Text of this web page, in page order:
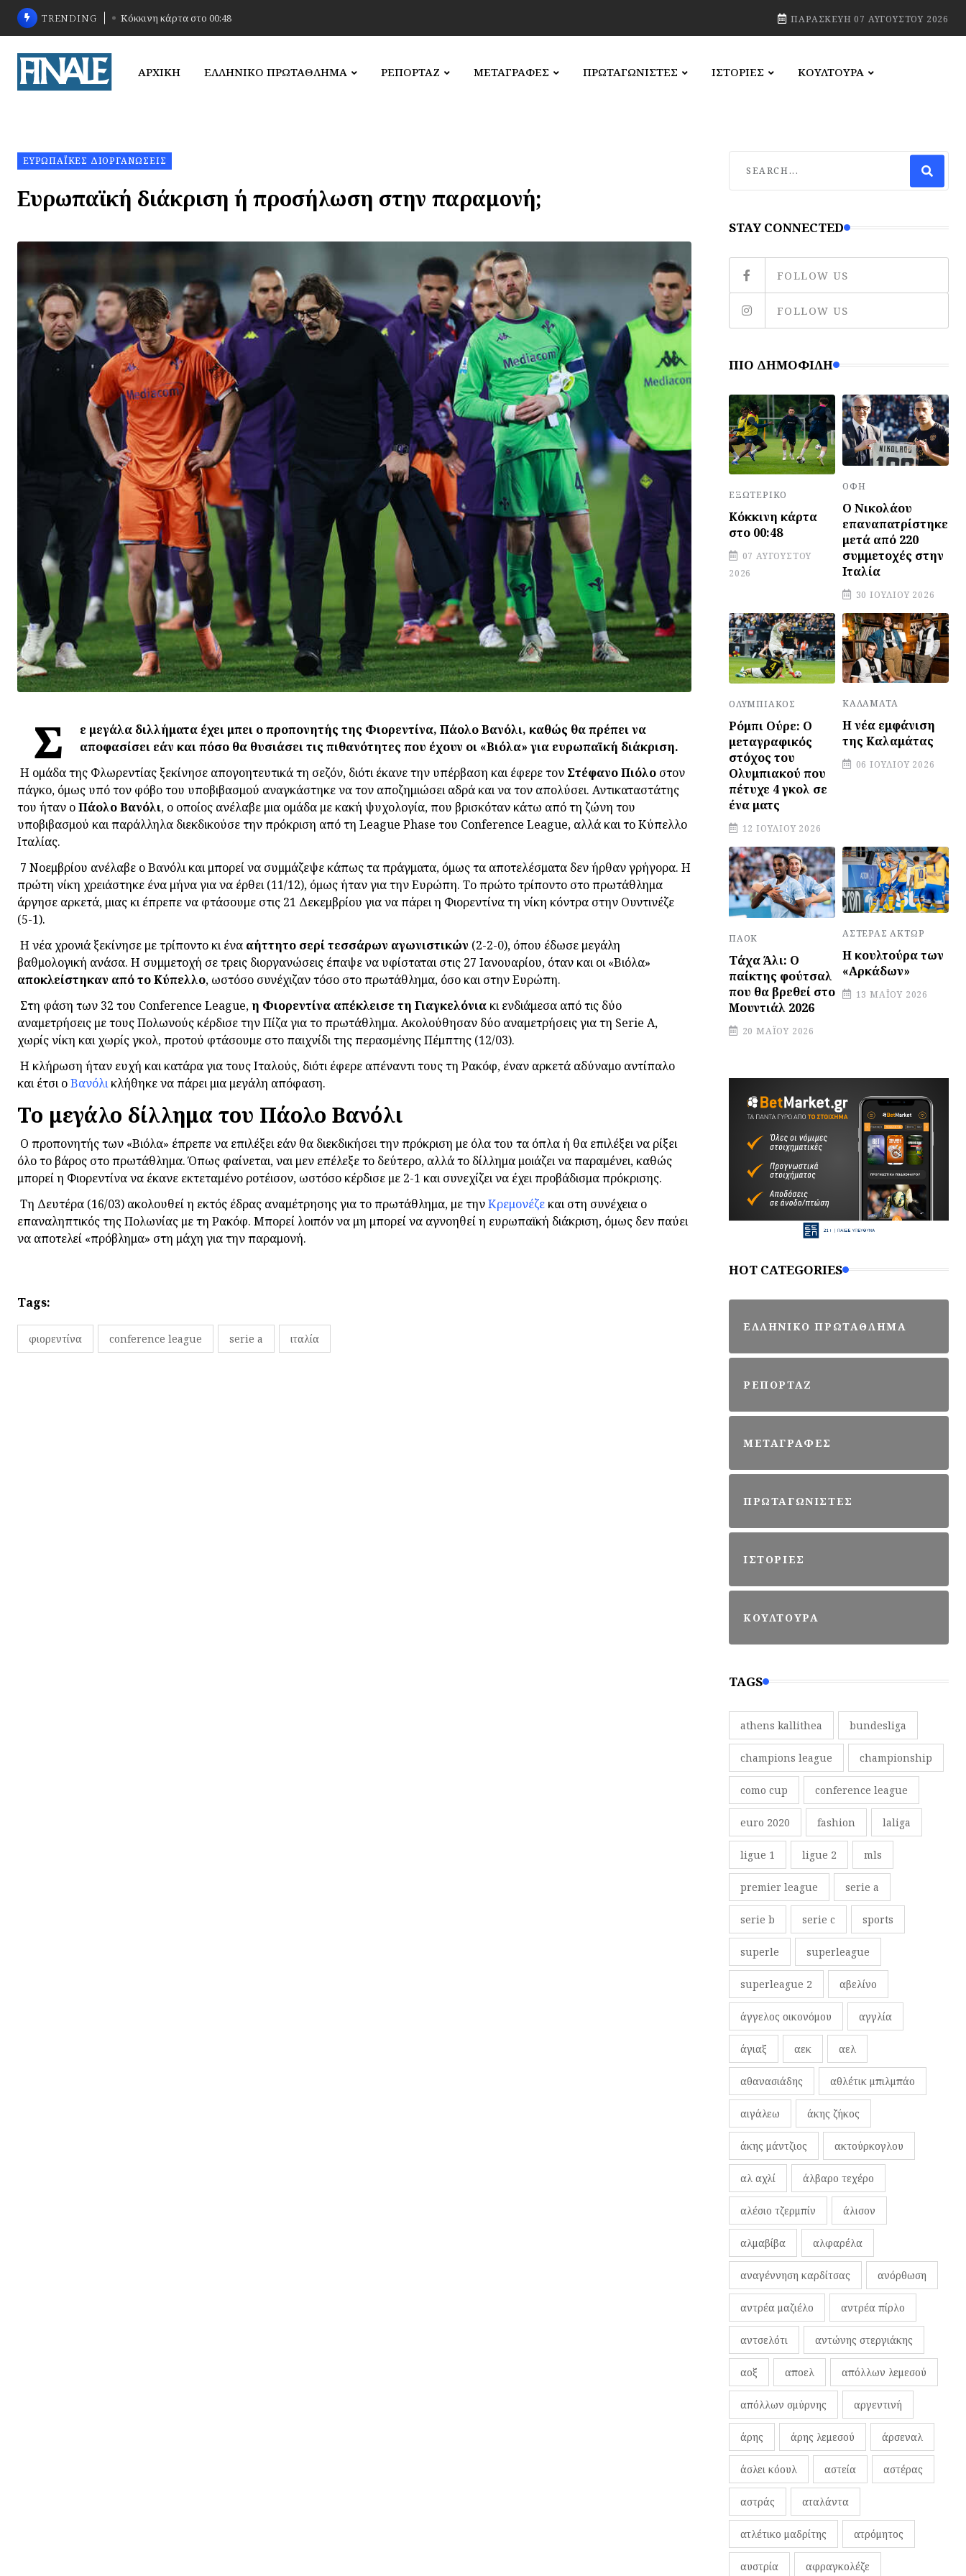
TRENDING Κόκκινη κάρτα στο 00:48 ΠΑΡΑΣΚΕΥΉ 07 ΑΥΓΟΎΣΤΟΥ 2026
ΑΡΧΙΚΗ ΕΛΛΗΝΙΚΟ ΠΡΩΤΑΘΛΗΜΑ ΡΕΠΟΡΤΑΖ ΜΕΤΑΓΡΑΦΕΣ ΠΡΩΤΑΓΩΝΙΣΤΕΣ ΙΣΤΟΡΙΕΣ ΚΟΥΛΤΟΥΡΑ
ΕΥΡΩΠΑΪΚΈΣ ΔΙΟΡΓΑΝΏΣΕΙΣ
Ευρωπαϊκή διάκριση ή προσήλωση στην παραμονή;
Σ
ε μεγάλα διλλήματα έχει μπει ο προπονητής της Φιορεντίνα, Πάολο Βανόλι, καθώς θα πρέπει να
αποφασίσει εάν και πόσο θα θυσιάσει τις πιθανότητες που έχουν οι «Βιόλα» για ευρωπαϊκή διάκριση.
Η ομάδα της Φλωρεντίας ξεκίνησε απογοητευτικά τη σεζόν, διότι έκανε την υπέρβαση και έφερε τον ΣτέφανοΠιόλο στον
πάγκο, όμως υπό τον φόβο του υποβιβασμού αναγκάστηκε να τον αποζημιώσει αδρά και να τον απολύσει. Αντικαταστάτης
του ήταν οΠάολοΒανόλι, ο οποίος ανέλαβε μια ομάδα με κακή ψυχολογία, που βρισκόταν κάτω από τη ζώνη του
υποβιβασμού και παράλληλα διεκδικούσε την πρόκριση από τη League Phase του Conference League, αλλά και το Κύπελλο
Ιταλίας.
7 Νοεμβρίου ανέλαβε ο Βανόλι και μπορεί να συμμάζεψε κάπως τα πράγματα, όμως τα αποτελέσματα δεν ήρθαν γρήγορα. Η
πρώτη νίκη χρειάστηκε ένα μήνα για να έρθει (11/12), όμως ήταν για την Ευρώπη. Το πρώτο τρίποντο στο πρωτάθλημα
άργησε αρκετά, μιας κι έπρεπε να φτάσουμε στις 21 Δεκεμβρίου για να πάρει η Φιορεντίνα τη νίκη κόντρα στην Ουντινέζε
(5-1).
Η νέα χρονιά ξεκίνησε με τρίποντο κι ένα αήττητο σερί τεσσάρων αγωνιστικών (2-2-0), όπου έδωσε μεγάλη
βαθμολογική ανάσα. Η συμμετοχή σε τρεις διοργανώσεις έπαψε να υφίσταται στις 27 Ιανουαρίου, όταν και οι «Βιόλα»
αποκλείστηκαν από το Κύπελλο, ωστόσο συνέχιζαν τόσο στο πρωτάθλημα, όσο και στην Ευρώπη.
Στη φάση των 32 του Conference League,η Φιορεντίνα απέκλεισε τη Γιαγκελόνια κι ενδιάμεσα από τις δύο
αναμετρήσεις με τους Πολωνούς κέρδισε την Πίζα για το πρωτάθλημα. Ακολούθησαν δύο αναμετρήσεις για τη Serie A,
χωρίς νίκη και χωρίς γκολ, προτού φτάσουμε στο παιχνίδι της περασμένης Πέμπτης (12/03).
Η κλήρωση ήταν ευχή και κατάρα για τους Ιταλούς, διότι έφερε απέναντι τους τη Ρακόφ, έναν αρκετά αδύναμο αντίπαλο
και έτσι οΒανόλικλήθηκε να πάρει μια μεγάλη απόφαση.
Το μεγάλο δίλλημα του Πάολο Βανόλι
Ο προπονητής των «Βιόλα» έπρεπε να επιλέξει εάν θα διεκδικήσει την πρόκριση με όλα του τα όπλα ή θα επιλέξει να ρίξει
όλο το βάρος στο πρωτάθλημα. Όπως φαίνεται, ναι μεν επέλεξε το δεύτερο, αλλά το δίλλημα μοιάζει να παραμένει, καθώς
μπορεί η Φιορεντίνα να έκανε εκτεταμένο ροτέισον, ωστόσο κέρδισε με 2-1 και συνεχίζει να έχει προβάδισμα πρόκρισης.
Τη Δευτέρα (16/03) ακολουθεί η εκτός έδρας αναμέτρησης για το πρωτάθλημα, με τηνΚρεμονέζε και στη συνέχεια ο
επαναληπτικός της Πολωνίας με τη Ρακόφ. Μπορεί λοιπόν να μη μπορεί να αγνοηθεί η ευρωπαϊκή διάκριση, όμως δεν παύει
να αποτελεί «πρόβλημα» στη μάχη για την παραμονή.
Tags:
φιορεντίνα conference league serie a ιταλία
STAY CONNECTED
FOLLOW US
FOLLOW US
ΠΙΟ ΔΗΜΟΦΙΛΉ
ΕΞΩΤΕΡΙΚΌ
Κόκκινη κάρτα
στο 00:48
07 ΑΥΓΟΎΣΤΟΥ
2026
ΟΦΗ
Ο Νικολάου
επαναπατρίστηκε
μετά από 220
συμμετοχές στην
Ιταλία
30 ΙΟΥΛΊΟΥ 2026
ΟΛΥΜΠΙΑΚΌΣ
Ρόμπι Ούρε: Ο
μεταγραφικός
στόχος του
Ολυμπιακού που
πέτυχε 4 γκολ σε
ένα ματς
12 ΙΟΥΛΊΟΥ 2026
ΚΑΛΑΜΆΤΑ
Η νέα εμφάνιση
της Καλαμάτας
06 ΙΟΥΛΊΟΥ 2026
ΠΑΟΚ
Τάχα Άλι: Ο
παίκτης φούτσαλ
που θα βρεθεί στο
Μουντιάλ 2026
20 ΜΑΪ́ΟΥ 2026
ΑΣΤΈΡΑΣ ΆΚΤΩΡ
Η κουλτούρα των
«Αρκάδων»
13 ΜΑΪ́ΟΥ 2026
HOT CATEGORIES
ΕΛΛΗΝΙΚΟ ΠΡΩΤΑΘΛΗΜΑ
ΡΕΠΟΡΤΑΖ
ΜΕΤΑΓΡΑΦΕΣ
ΠΡΩΤΑΓΩΝΙΣΤΕΣ
ΙΣΤΟΡΙΕΣ
ΚΟΥΛΤΟΥΡΑ
TAGS
athens kallithea bundesliga
champions league championship
como cup conference league
euro 2020 fashion laliga
ligue 1 ligue 2 mls
premier league serie a
serie b serie c sports
superle superleague
superleague 2 αβελίνο
άγγελος οικονόμου αγγλία
άγιαξ αεκ αελ
αθανασιάδης αθλέτικ μπιλμπάο
αιγάλεω άκης ζήκος
άκης μάντζιος ακτούρκογλου
αλ αχλί άλβαρο τεχέρο
αλέσιο τζερμπίν άλισον
αλμαβίβα αλφαρέλα
αναγέννηση καρδίτσας ανόρθωση
αντρέα μαζιέλο αντρέα πίρλο
αντσελότι αντώνης στεργιάκης
αοξ αποελ απόλλων λεμεσού
απόλλων σμύρνης αργεντινή
άρης άρης λεμεσού άρσεναλ
άσλει κόουλ αστεία αστέρας
αστράς αταλάντα
ατλέτικο μαδρίτης ατρόμητος
αυστρία αφραγκολέζε